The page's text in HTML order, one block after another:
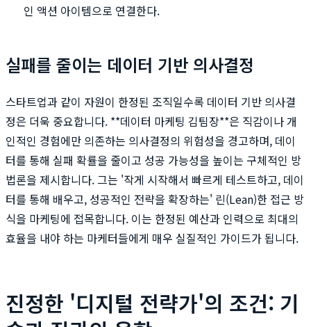
인 액션 아이템으로 연결한다.
실패를 줄이는 데이터 기반 의사결정
스타트업과 같이 자원이 한정된 조직일수록 데이터 기반 의사결
정은 더욱 중요합니다. **데이터 마케팅 김팀장**은 직감이나 개
인적인 경험에만 의존하는 의사결정의 위험성을 경고하며, 데이
터를 통해 실패 확률을 줄이고 성공 가능성을 높이는 구체적인 방
법론을 제시합니다. 그는 '작게 시작해서 빠르게 테스트하고, 데이
터를 통해 배우고, 성공적인 전략을 확장하는' 린(Lean)한 접근 방
식을 마케팅에 접목합니다. 이는 한정된 예산과 인력으로 최대의
효율을 내야 하는 마케터들에게 매우 실질적인 가이드가 됩니다.
진정한 '디지털 전략가'의 조건: 기